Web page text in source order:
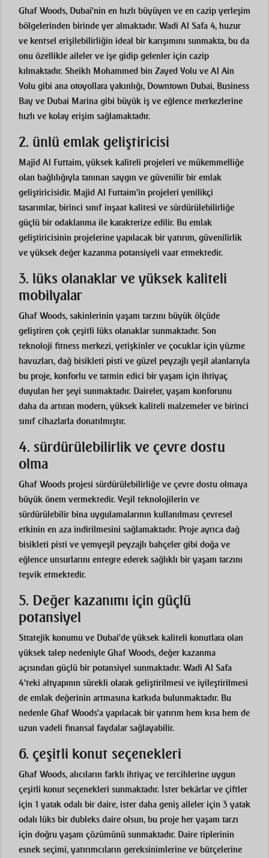
Ghaf Woods, Dubai'nin en hızlı büyüyen ve en cazip yerleşim
bölgelerinden birinde yer almaktadır. Wadi Al Safa 4, huzur
ve kentsel erişilebilirliğin ideal bir karışımını sunmakta, bu da
onu özellikle aileler ve işe gidip gelenler için cazip
kılmaktadır. Sheikh Mohammed bin Zayed Yolu ve Al Ain
Yolu gibi ana otoyollara yakınlığı, Downtown Dubai, Business
Bay ve Dubai Marina gibi büyük iş ve eğlence merkezlerine
hızlı ve kolay erişim sağlamaktadır.
2. ünlü emlak geliştiricisi
Majid Al Futtaim, yüksek kaliteli projeleri ve mükemmelliğe
olan bağlılığıyla tanınan saygın ve güvenilir bir emlak
geliştiricisidir. Majid Al Futtaim'in projeleri yenilikçi
tasarımlar, birinci sınıf inşaat kalitesi ve sürdürülebilirliğe
güçlü bir odaklanma ile karakterize edilir. Bu emlak
geliştiricisinin projelerine yapılacak bir yatırım, güvenilirlik
ve yüksek değer kazanma potansiyeli vaat etmektedir.
3. lüks olanaklar ve yüksek kaliteli
mobilyalar
Ghaf Woods, sakinlerinin yaşam tarzını büyük ölçüde
geliştiren çok çeşitli lüks olanaklar sunmaktadır. Son
teknoloji fitness merkezi, yetişkinler ve çocuklar için yüzme
havuzları, dağ bisikleti pisti ve güzel peyzajlı yeşil alanlarıyla
bu proje, konforlu ve tatmin edici bir yaşam için ihtiyaç
duyulan her şeyi sunmaktadır. Daireler, yaşam konforunu
daha da artıran modern, yüksek kaliteli malzemeler ve birinci
sınıf cihazlarla donatılmıştır.
4. sürdürülebilirlik ve çevre dostu
olma
Ghaf Woods projesi sürdürülebilirliğe ve çevre dostu olmaya
büyük önem vermektedir. Yeşil teknolojilerin ve
sürdürülebilir bina uygulamalarının kullanılması çevresel
etkinin en aza indirilmesini sağlamaktadır. Proje ayrıca dağ
bisikleti pisti ve yemyeşil peyzajlı bahçeler gibi doğa ve
eğlence unsurlarını entegre ederek sağlıklı bir yaşam tarzını
teşvik etmektedir.
5. Değer kazanımı için güçlü
potansiyel
Stratejik konumu ve Dubai'de yüksek kaliteli konutlara olan
yüksek talep nedeniyle Ghaf Woods, değer kazanma
açısından güçlü bir potansiyel sunmaktadır. Wadi Al Safa
4'teki altyapının sürekli olarak geliştirilmesi ve iyileştirilmesi
de emlak değerinin artmasına katkıda bulunmaktadır. Bu
nedenle Ghaf Woods'a yapılacak bir yatırım hem kısa hem de
uzun vadeli finansal faydalar sağlayabilir.
6. çeşitli konut seçenekleri
Ghaf Woods, alıcıların farklı ihtiyaç ve tercihlerine uygun
çeşitli konut seçenekleri sunmaktadır. İster bekârlar ve çiftler
için 1 yatak odalı bir daire, ister daha geniş aileler için 3 yatak
odalı lüks bir dubleks daire olsun, bu proje her yaşam tarzı
için doğru yaşam çözümünü sunmaktadır. Daire tiplerinin
esnek seçimi, yatırımcıların gereksinimlerine ve bütçelerine